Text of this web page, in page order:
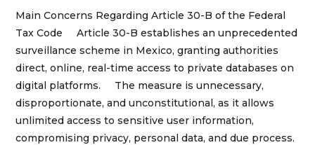
Main Concerns Regarding Article 30-B of the Federal
Tax Code Article 30-B establishes an unprecedented
surveillance scheme in Mexico, granting authorities
direct, online, real-time access to private databases on
digital platforms. The measure is unnecessary,
disproportionate, and unconstitutional, as it allows
unlimited access to sensitive user information,
compromising privacy, personal data, and due process.